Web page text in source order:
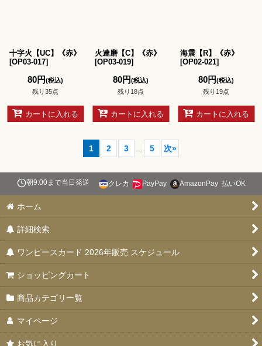
十字火【UC】《赤》
[OP03-017]
80円(税込)
残り35点
カートに入れる
火達磨【C】《赤》
[OP03-019]
80円(税込)
残り18点
カートに入れる
海震【R】《赤》
[OP02-021]
80円(税込)
残り19点
カートに入れる
1 2 3 5 次»
朝9:00まで当日発送 クレカ PayPay AmazonPay 払いOK
ホーム
詳細検索
ワンピースカード 2026年販売 スケジュール
ショッピングカート
商品カテゴリ一覧
マイページ
お気に入り